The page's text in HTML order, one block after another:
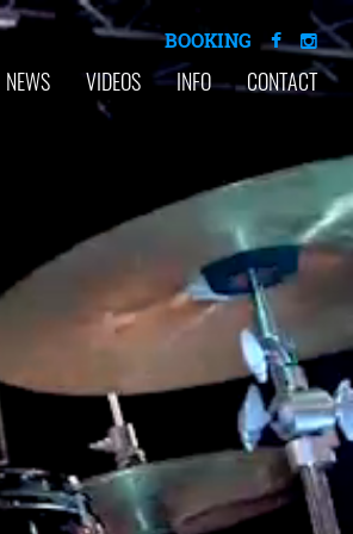
BOOKING
NEWS VIDEOS INFO CONTACT